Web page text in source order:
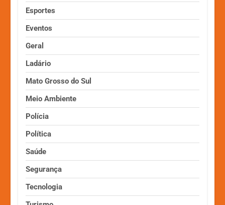
Esportes
Eventos
Geral
Ladário
Mato Grosso do Sul
Meio Ambiente
Polícia
Política
Saúde
Segurança
Tecnologia